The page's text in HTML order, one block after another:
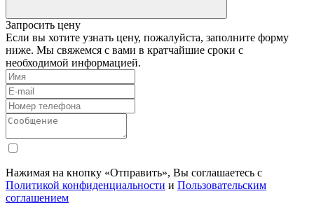
Запросить цену
Если вы хотите узнать цену, пожалуйста, заполните форму
ниже. Мы свяжемся с вами в кратчайшие сроки с
необходимой информацией.
Нажимая на кнопку «Отправить», Вы соглашаетесь с
Политикой конфиденциальности и Пользовательским
соглашением